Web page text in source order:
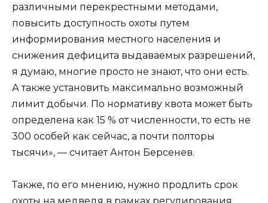
различными перекрестными методами,
повысить доступность охоты путем
информирования местного населения и
снижения дефицита выдаваемых разрешений,
я думаю, многие просто не знают, что они есть.
А также установить максимально возможный
лимит добычи. По нормативу квота может быть
определена как 15 % от численности, то есть не
300 особей как сейчас, а почти полторы
тысячи», — считает Антон Берсенев.
Также, по его мнению, нужно продлить срок